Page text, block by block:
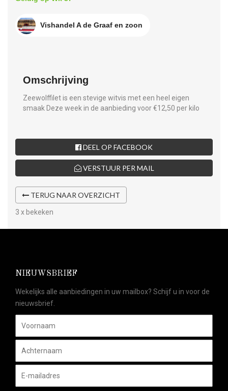
Vishandel A de Graaf en zoon
Omschrijving
Zeewolffilet is een stevige witvis met een heel eigen
smaak Deze week in de aanbieding voor €12,50 per kilo
DEEL OP FACEBOOK
VERSTUUR PER MAIL
TERUG NAAR OVERZICHT
3 x bekeken
NIEUWSBRIEF
Wekelijks alle aanbiedingen in uw mailbox? Schijf u in voor de
nieuwsbrief.